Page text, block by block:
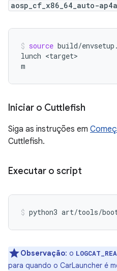
aosp_cf_x86_64_auto-
source build/
lunch <target>
m
Iniciar o Cuttlefish
Siga as instruções em
Cuttlefish.
Executar o script
python3 art/tools/
Observação: o
para quando o CarLauncher é